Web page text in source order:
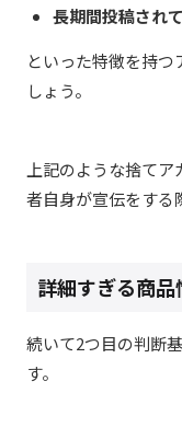
長期間投稿され
といった特徴を持
しょう。
上記のような捨てア
者自身が宣伝をする
詳細すぎる商品
続いて2つ目の判断基
す。